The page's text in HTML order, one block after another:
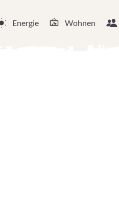
Energie Wohnen